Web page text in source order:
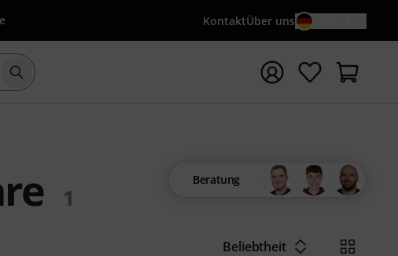
KontaktÜber uns
Suche mit Suchwort {searchTerm} starten
1
Beratung
Beliebtheit